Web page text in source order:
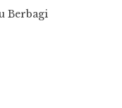
Berbagi